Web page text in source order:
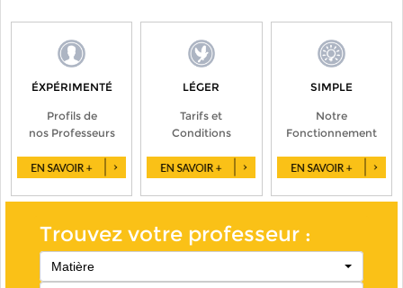
ÉXPÉRIMENTÉ
Profils de
nos Professeurs
LÉGER
Tarifs et
Conditions
SIMPLE
Notre
Fonctionnement
Trouvez votre professeur :
Matière